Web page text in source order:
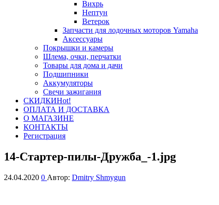
Вихрь
Нептун
Ветерок
Запчасти для лодочных моторов Yamaha
Аксессуары
Покрышки и камеры
Шлема, очки, перчатки
Товары для дома и дачи
Подшипники
Аккумуляторы
Свечи зажигания
СКИДКИHot!
ОПЛАТА И ДОСТАВКА
О МАГАЗИНЕ
КОНТАКТЫ
Регистрация
14-Стартер-пилы-Дружба_-1.jpg
24.04.2020 0 Автор: Dmitry Shmygun